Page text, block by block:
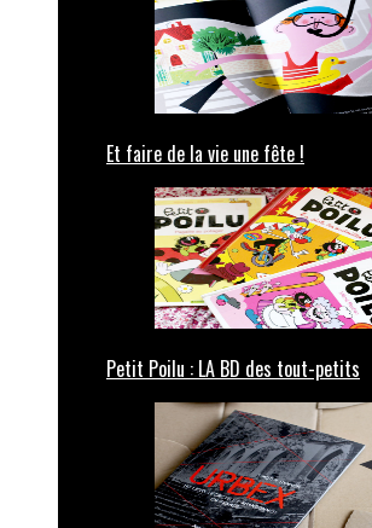
Et faire de la vie une fête !
Petit Poilu : LA BD des tout-petits